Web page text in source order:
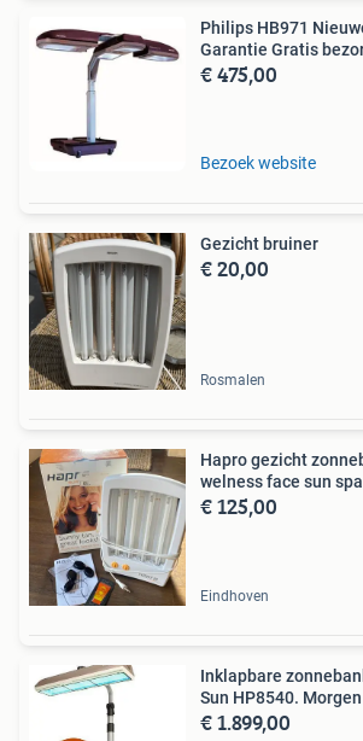
Philips HB971 Nieuwe
Garantie Gratis
€ 475,00
Bezoek website
Gezicht bruiner
€ 20,00
Rosmalen
Hapro gezicht
welness face sun spa
€ 125,00
Eindhoven
Inklapbare
Sun HP8540.
€ 1.899,00